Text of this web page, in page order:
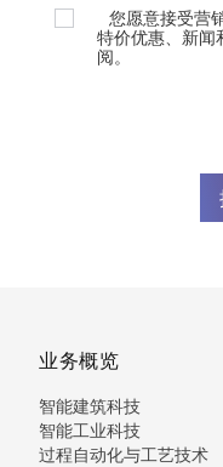
您愿意接受营
特价优惠、新闻
阅。
业务概览
智能建筑科技
智能工业科技
过程自动化与工艺技术